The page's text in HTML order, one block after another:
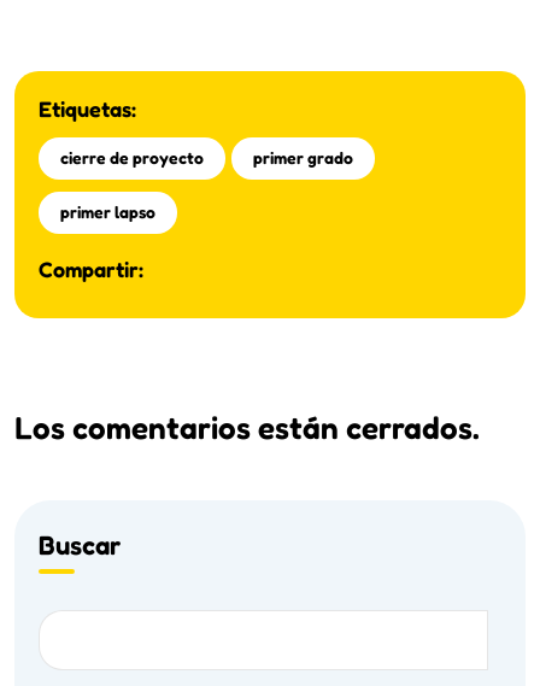
Etiquetas:
cierre de proyecto primer grado
primer lapso
Compartir:
Los comentarios están cerrados.
Buscar